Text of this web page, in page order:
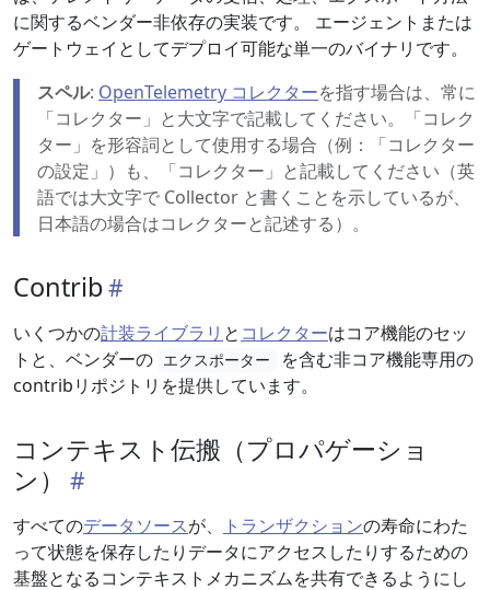
に関するベンダー非依存の実装です。 エージェントまたは
ゲートウェイとしてデプロイ可能な単一のバイナリです。
スペル: OpenTelemetry コレクターを指す場合は、常に
「コレクター」と大文字で記載してください。「コレク
ター」を形容詞として使用する場合（例：「コレクター
の設定」）も、「コレクター」と記載してください（英
語では大文字で Collector と書くことを示しているが、
日本語の場合はコレクターと記述する）。
Contrib
いくつかの計装ライブラリ と コレクターはコア機能のセッ
トと、ベンダーの
エクスポーター
を含む非コア機能専用の
contribリポジトリを提供しています。
コンテキスト伝搬（プロパゲーショ
ン）
すべてのデータソースが、 トランザクションの寿命にわた
って状態を保存したりデータにアクセスしたりするための
基盤となるコンテキストメカニズムを共有できるようにし